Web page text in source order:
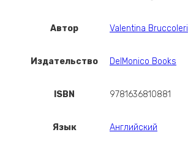
Автор Valentina Bruccoleri
Издательство DelMonico Books
ISBN 9781636810881
Язык Английский